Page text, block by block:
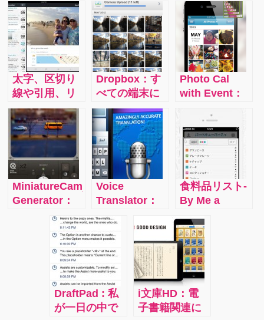
太字、区切り
線や引用、リ
ンク作成な
ど、高度な装
飾が可能なか
ゆいところに
手が届く多機
能日記アプリ
Day One
Dropbox：す
べての端末に
おいてアップ
ロードされた
データは自動
的に同期！圧
倒的に使いや
すいのが無料
でも提供され
ているクラウ
ドサービスの
ドロップボッ
クス
Photo Cal
with Event：
なんとカメラ
ロールに入っ
ている写真を
すべて撮影し
た日付順にカ
レンダー表示
してくれると
いうもの。ひ
と月分のカレ
ンダーの中
に、その月の
それぞれの日
に撮った写真
がサムネイル
MiniatureCam_TiltShift
Generator：
映画監督気分
でちょっとし
た動画の映
像、とくにお
もちゃの世界
のようなミニ
チュア映像が
作れるアプリ
Voice
Translator：
話すだけでそ
の内容を６０
以上もの言語
で翻訳してく
れるというア
プリ。訳文を
文字で出すだ
けではなく、
食料品リスト‐
By Me a
いや買い忘れ
を防いでくれ
るかわいくて
頼もしいアプ
リです。家族
や友人とリス
トを同期して
DraftPad : 私
が一日の中で
i文庫HD：電
子書籍関連に